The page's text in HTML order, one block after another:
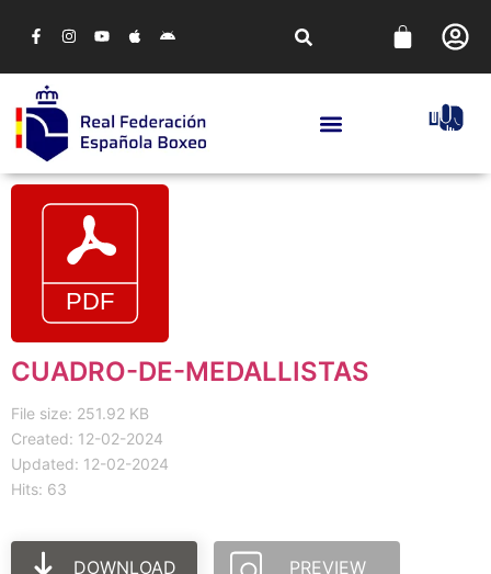
CUADRO-DE-MEDALLISTAS
File size: 251.92 KB
Created: 12-02-2024
Updated: 12-02-2024
Hits: 63
DOWNLOAD PREVIEW